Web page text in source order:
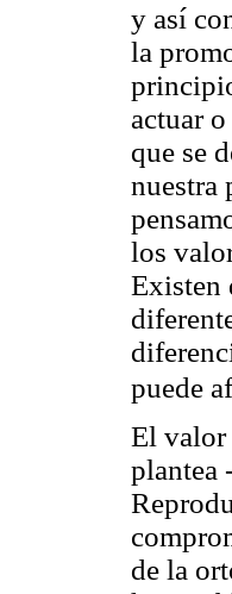
y así
la
actuar
que se
nuestra
los
Existen
puede
El valor
plantea
de la